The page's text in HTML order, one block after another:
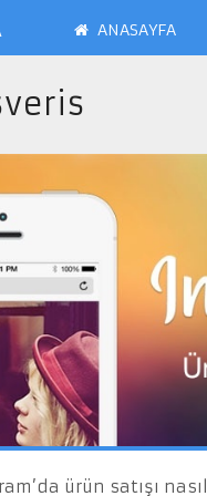
ANASAYFA
ürün satışı nasıl